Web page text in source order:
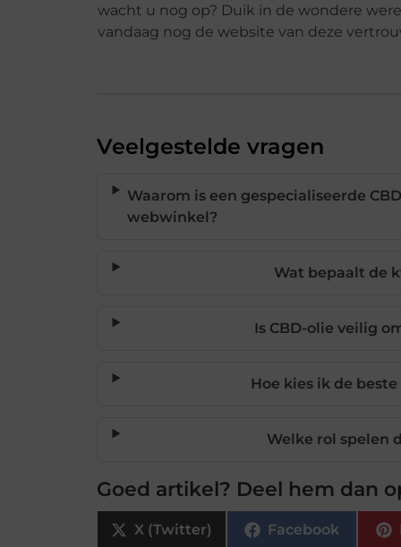
wacht u nog op? Duik in de wondere
vandaag nog de website van deze
Veelgestelde vragen
Waarom is een gespecialiseerde
webwinkel?
Wat bepaalt de
Is CBD-olie veilig
Hoe kies ik de
Welke rol spelen
Goed artikel? Deel hem dan
X (Twitter) Facebook